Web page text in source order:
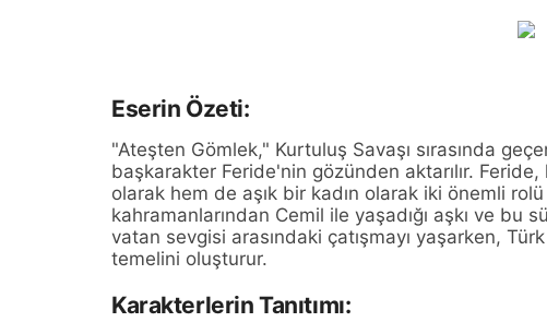
Eserin Özeti:
"Ateşten Gömlek," Kurtuluş Savaşı sırasında
başkarakter Feride'nin gözünden aktarılır.
olarak hem de aşık bir kadın olarak iki önemli
kahramanlarından Cemil ile yaşadığı aşkı ve bu
vatan sevgisi arasındaki çatışmayı yaşarken,
temelini oluşturur.
Karakterlerin Tanıtımı: